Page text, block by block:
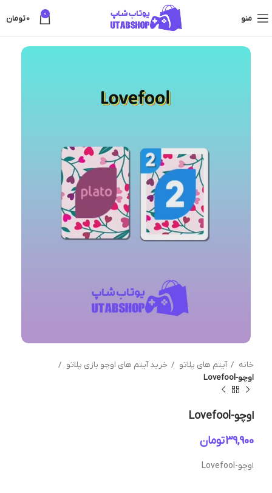
منو 0
0تومان
خانه آیتم های پلاتو
خرید آیتم های اوچو بازی پلاتو
اوچو-Lovefool
اوچو-Lovefool
تومان
اوچو-Lovefool